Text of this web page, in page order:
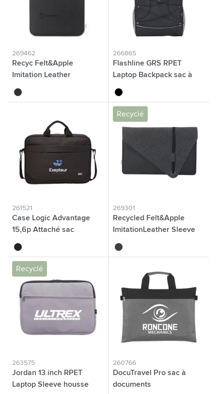
269462
Recyc Felt&Apple
Imitation Leather
noir
266865
Flashline GRS RPET
Laptop Backpack sac à
noir
261521
Case Logic Advantage
15,6p Attaché sac
noir
Recyclé
269301
Recycled Felt&Apple
ImitationLeather Sleeve
noir
Recyclé
263575
Jordan 13 inch RPET
Laptop Sleeve housse
260766
DocuTravel Pro sac à
documents